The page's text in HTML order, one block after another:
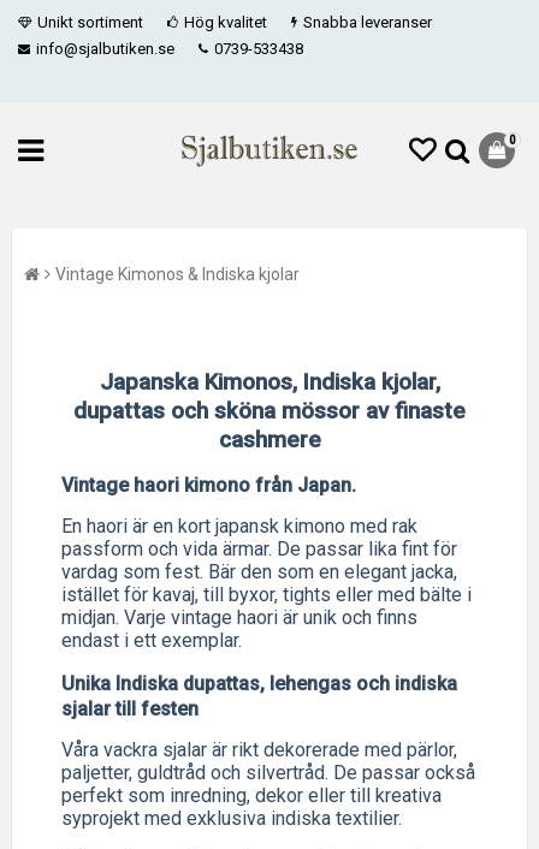
Unikt sortiment Hög kvalitet
Snabba leveranser
info@sjalbutiken.se
0739-533438
0
Vintage Kimonos & Indiska kjolar
Japanska Kimonos, Indiska kjolar,
dupattas och sköna mössor av finaste
cashmere
Vintage haori kimono från Japan.
En haori är en kort japansk kimono med rak
passform och vida ärmar. De passar lika fint för
vardag som fest. Bär den som en elegant jacka,
istället för kavaj, till byxor, tights eller med bälte i
midjan. Varje vintage haori är unik och finns
endast i ett exemplar.
Unika Indiska dupattas, lehengas och indiska
sjalar till festen
Våra vackra sjalar är rikt dekorerade med pärlor,
paljetter, guldtråd och silvertråd. De passar också
perfekt som inredning, dekor eller till kreativa
syprojekt med exklusiva indiska textilier.